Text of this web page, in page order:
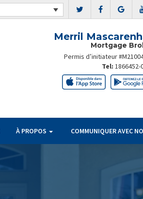
Merril
Mortgage
Permis d’initiateur
Tel: 1866452-
À PROPOS COMMUNIQUER AVEC